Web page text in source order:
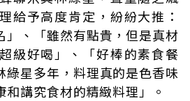
給予高度肯定，紛紛大推：
」、「雖然有點貴，但是真材
級好喝」、「好棒的素食餐
綠星多年，料理真的是色香味
講究食材的精緻料理」。